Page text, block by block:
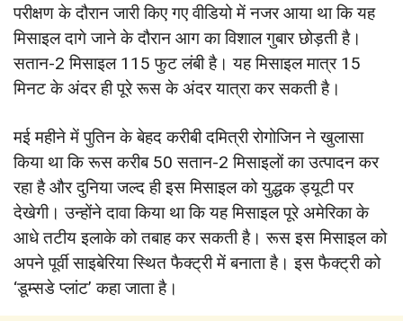
परीक्षण के दौरान जारी किए गए वीडियो में नजर आया था कि यह
मिसाइल दागे जाने के दौरान आग का विशाल गुबार छोड़ती है।
सतान-2 मिसाइल 115 फुट लंबी है। यह मिसाइल मात्र 15
मिनट के अंदर ही पूरे रूस के अंदर यात्रा कर सकती है।
मई महीने में पुतिन के बेहद करीबी दमित्री रोगोजिन ने खुलासा
किया था कि रूस करीब 50 सतान-2 मिसाइलों का उत्‍पादन कर
रहा है और दुनिया जल्‍द ही इस मिसाइल को युद्धक ड्यूटी पर
देखेगी। उन्‍होंने दावा किया था कि यह मिसाइल पूरे अमेरिका के
आधे तटीय इलाके को तबाह कर सकती है। रूस इस मिसाइल को
अपने पूर्वी साइबेरिया स्थित फैक्‍ट्री में बनाता है। इस फैक्‍ट्री को
‘डूम्‍सडे प्‍लांट’ कहा जाता है।